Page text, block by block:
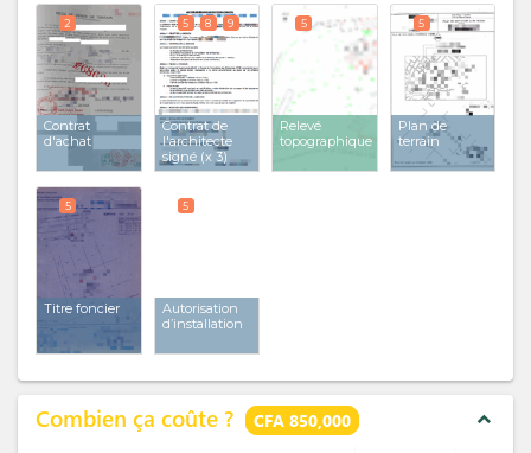
Contrat
d'achat
2
Contrat de
l'architecte
signé(x 3)
5 8 9
Relevé
topographique
5
Plan de
terrain
5
Titre foncier
5
Autorisation
d’installation
5
Combien ça coûte ? CFA 850,000 expand_less